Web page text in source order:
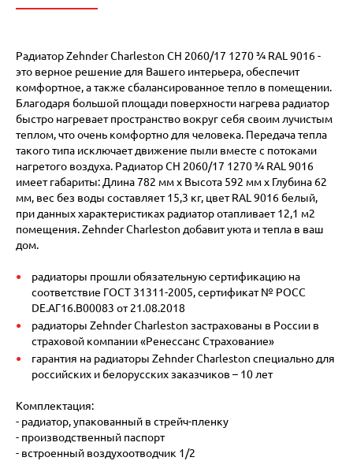
Радиатор Zehnder Charleston CH 2060/17 1270 ¾ RAL 9016 -
это верное решение для Вашего интерьера, обеспечит
комфортное, а также сбалансированное тепло в помещении.
Благодаря большой площади поверхности нагрева радиатор
быстро нагревает пространство вокруг себя своим лучистым
теплом, что очень комфортно для человека. Передача тепла
такого типа исключает движение пыли вместе с потоками
нагретого воздуха. Радиатор CH 2060/17 1270 ¾ RAL 9016
имеет габариты: Длина 782 мм х Высота 592 мм х Глубина 62
мм, вес без воды составляет 15,3 кг, цвет RAL 9016 белый,
при данных характеристиках радиатор отапливает 12,1 м2
помещения. Zehnder Charleston добавит уюта и тепла в ваш
дом.
радиаторы прошли обязательную сертификацию на
соответствие ГОСТ 31311-2005, сертификат № POCC
DE.АГ16.В00083 от 21.08.2018
радиаторы Zehnder Charleston застрахованы в России в
страховой компании «Ренессанс Страхование»
гарантия на радиаторы Zehnder Charleston специально для
российских и белорусских заказчиков – 10 лет
Комплектация:
- радиатор, упакованный в стрейч-пленку
- производственный паспорт
- встроенный воздухоотводчик 1/2